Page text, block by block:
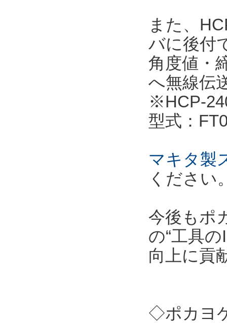
また、
バに後付
角度値・
へ無線伝
※HCP-
型式：
マキタ製
ください
今後もポ
の“工具
向上に貢
◇ポカヨ